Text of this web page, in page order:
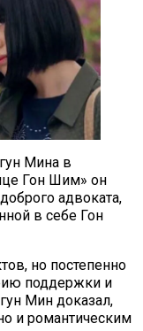
Мина в
Гон Шим» он
адвоката,
в себе Гон
но постепенно
поддержки и
Мин доказал,
и романтическим